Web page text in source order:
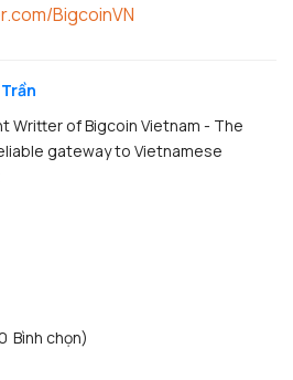
BigcoinVN
Writter of Bigcoin Vietnam - The
gateway to Vietnamese
Bình chọn)